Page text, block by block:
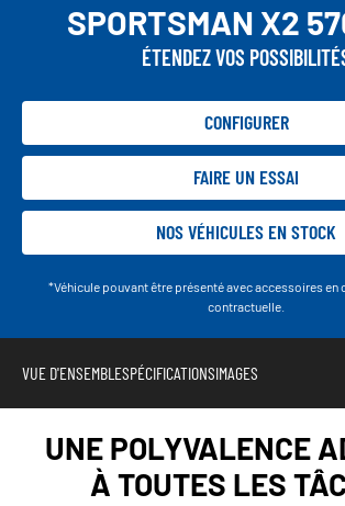
SPORTSMAN X2
ÉTENDEZ VOS
CONFIGURER
FAIRE UN ESSAI
NOS VÉHICULES EN STOCK
*Véhicule pouvant être présenté avec accessoires en
contractuelle.
VUE D'ENSEMBLESPÉCIFICATIONSIMAGES
UNE POLYVALENCE
À TOUTES LES